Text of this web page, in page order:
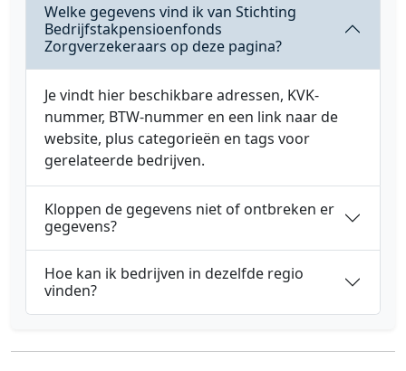
Welke gegevens vind ik van Stichting
Bedrijfstakpensioenfonds
Zorgverzekeraars op deze pagina?
Je vindt hier beschikbare adressen, KVK-
nummer, BTW-nummer en een link naar de
website, plus categorieën en tags voor
gerelateerde bedrijven.
Kloppen de gegevens niet of ontbreken er
gegevens?
Hoe kan ik bedrijven in dezelfde regio
vinden?